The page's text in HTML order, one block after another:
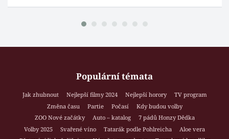
Populární témata
Jak zhubnout Nejlepší filmy 2024 Nejlepší horory
TV program
Změna času
Partie Počasí
Kdy budou volby
ZOO Nové začátky
Auto – katalog
7 pádů Honzy Dědka
Volby 2025
Svařené víno Tatarák podle Pohlreicha
Aloe vera